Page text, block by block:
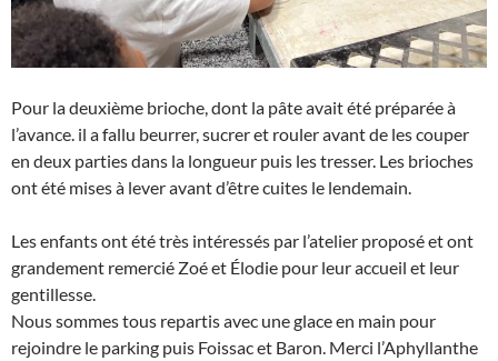
Pour la deuxième brioche, dont la pâte avait été préparée à
l’avance. il a fallu beurrer, sucrer et rouler avant de les couper
en deux parties dans la longueur puis les tresser. Les brioches
ont été mises à lever avant d’être cuites le lendemain.
Les enfants ont été très intéressés par l’atelier proposé et ont
grandement remercié Zoé et Élodie pour leur accueil et leur
gentillesse.
Nous sommes tous repartis avec une glace en main pour
rejoindre le parking puis Foissac et Baron. Merci l’Aphyllanthe